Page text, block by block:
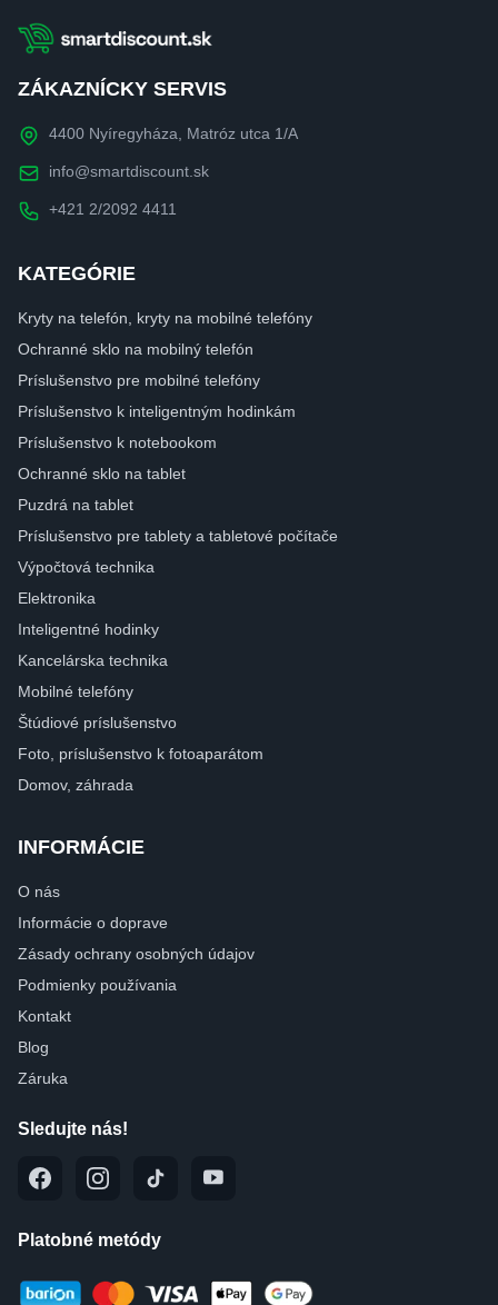
ZÁKAZNÍCKY SERVIS
4400 Nyíregyháza, Matróz utca 1/A
info@smartdiscount.sk
+421 2/2092 4411
KATEGÓRIE
Kryty na telefón, kryty na mobilné telefóny
Ochranné sklo na mobilný telefón
Príslušenstvo pre mobilné telefóny
Príslušenstvo k inteligentným hodinkám
Príslušenstvo k notebookom
Ochranné sklo na tablet
Puzdrá na tablet
Príslušenstvo pre tablety a tabletové počítače
Výpočtová technika
Elektronika
Inteligentné hodinky
Kancelárska technika
Mobilné telefóny
Štúdiové príslušenstvo
Foto, príslušenstvo k fotoaparátom
Domov, záhrada
INFORMÁCIE
O nás
Informácie o doprave
Zásady ochrany osobných údajov
Podmienky používania
Kontakt
Blog
Záruka
Sledujte nás!
Platobné metódy